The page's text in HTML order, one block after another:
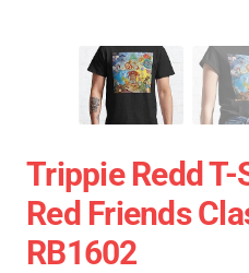
Trippie Redd
Red Friends
RB1602